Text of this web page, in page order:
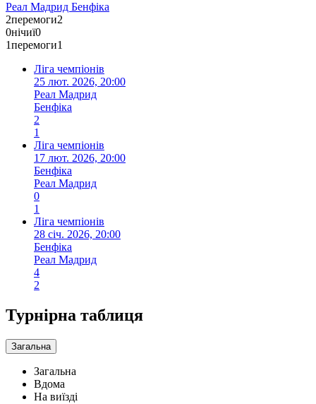
Реал Мадрид Бенфіка
2перемоги2
0нічиї0
1перемоги1
Ліга чемпіонів
25 лют. 2026, 20:00
Реал Мадрид
Бенфіка
2
1
Ліга чемпіонів
17 лют. 2026, 20:00
Бенфіка
Реал Мадрид
0
1
Ліга чемпіонів
28 січ. 2026, 20:00
Бенфіка
Реал Мадрид
4
2
Турнірна таблиця
Загальна
Загальна
Вдома
На виїзді